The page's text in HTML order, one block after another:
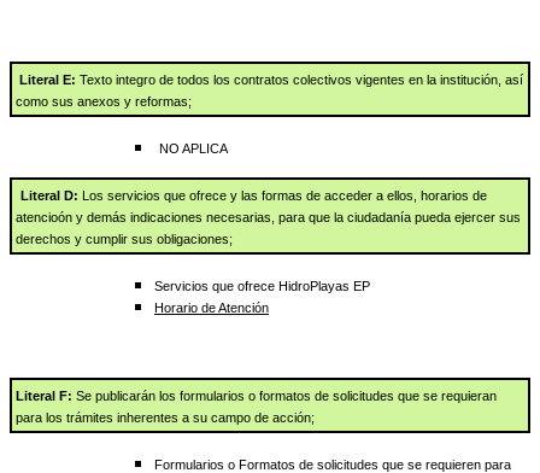
Literal E: Texto integro de todos los contratos colectivos vigentes en la institución, así
como sus anexos y reformas;
NO APLICA
Literal D: Los servicios que ofrece y las formas de acceder a ellos, horarios de
atencioón y demás indicaciones necesarias, para que la ciudadanía pueda ejercer sus
derechos y cumplir sus obligaciones;
Servicios que ofrece HidroPlayas EP
Horario de Atención
Literal F: Se publicarán los formularios o formatos de solicitudes que se requieran
para los trámites inherentes a su campo de acción;
Formularios o Formatos de solicitudes que se requieren para